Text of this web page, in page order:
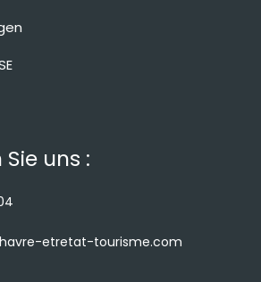
uns :
etretat-tourisme.com